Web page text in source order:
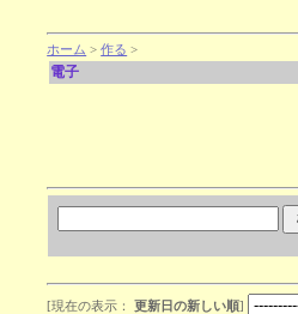
ホーム >作る >
電子
[現在の表示： 更新日の新しい順]